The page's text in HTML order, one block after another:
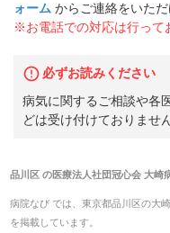
ォーム からご連絡をいた
※お電話での対応は行って
必ずお読みください
病気に関するご相談や各
どは受け付けておりません
品川区 の医療法人社団冠心会 大崎
病院なび では、 東京都品川区の大
を掲載しています。